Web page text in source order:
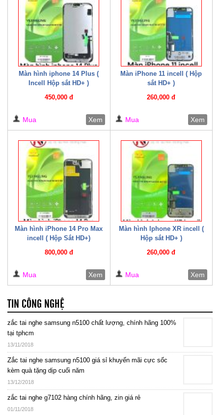
Màn hình iphone 14 Plus (
Incell Hộp sắt HD+ )
450,000 đ
Mua Xem
Màn iPhone 11 incell ( Hộp
sắt HD+ )
260,000 đ
Mua Xem
Màn hình iPhone 14 Pro Max
incell ( Hộp Sắt HD+)
800,000 đ
Mua Xem
Màn hình Iphone XR incell (
Hộp sắt HD+ )
260,000 đ
Mua Xem
TIN CÔNG NGHỆ
zắc tai nghe samsung n5100 chất lượng, chính hãng 100%
tại tphcm
13/11/2018
Zắc tai nghe samsung n5100 giá sỉ khuyến mãi cực sốc
kèm quà tặng dịp cuối năm
13/12/2018
zắc tai nghe g7102 hàng chính hãng, zin giá rẻ
01/11/2018